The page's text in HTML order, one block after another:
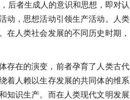
后者生成人的意识和思想，即对认
动，思想活动引领生产活动。人类
在人类社会发展的不同历史时期，
存在的演变，前者孕育了人类古代
着人赖以生存发展的共同体的维系
知识生产。而在人类现代文明发展